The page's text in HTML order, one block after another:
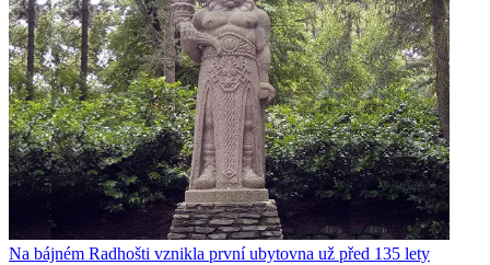
Na bájném Radhošti vznikla první ubytovna už před 135 lety